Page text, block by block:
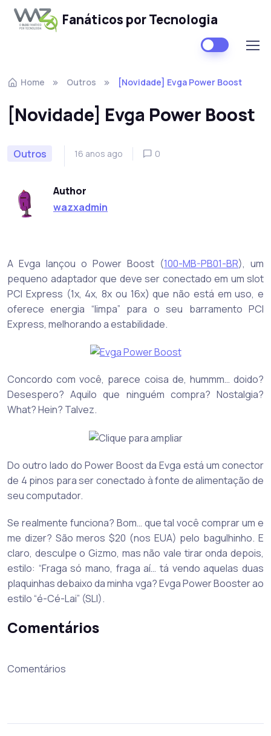
Fanáticos por Tecnologia
Home Outros [Novidade] Evga Power Boost
[Novidade] Evga Power Boost
Outros 16 anos ago 0
Author
wazxadmin
A Evga lançou o Power Boost (100-MB-PB01-BR), um
pequeno adaptador que deve ser conectado em um slot
PCI Express (1x, 4x, 8x ou 16x) que não está em uso, e
oferece energia “limpa” para o seu barramento PCI
Express, melhorando a estabilidade.
Concordo com você, parece coisa de, hummm… doido?
Desespero? Aquilo que ninguém compra? Nostalgia?
What? Hein? Talvez.
Do outro lado do Power Boost da Evga está um conector
de 4 pinos para ser conectado à fonte de alimentação de
seu computador.
Se realmente funciona? Bom… que tal você comprar um e
me dizer? São meros $20 (nos EUA) pelo bagulhinho. E
claro, desculpe o Gizmo, mas não vale tirar onda depois,
estilo: “Fraga só mano, fraga aí… tá vendo aquelas duas
plaquinhas debaixo da minha vga? Evga Power Booster ao
estilo “é-Cé-Lai” (SLI).
Comentários
Comentários